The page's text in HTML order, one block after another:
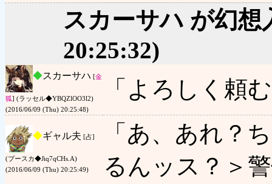
スカーサハ が幻想
20:25:32)
◆スカーサハ [金
狐] (ラッセル◆YBQZlOO3l2)
(2016/06/09 (Thu) 20:25:48)
「よろしく頼
◆ギャル夫 [占]
(プースカ◆Jiq7qCHs.A)
(2016/06/09 (Thu) 20:25:49)
「あ、あれ？
るんッス？＞